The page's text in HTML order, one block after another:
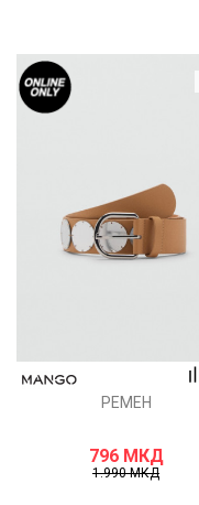
РЕМЕН
796 МКД
1.990МКД